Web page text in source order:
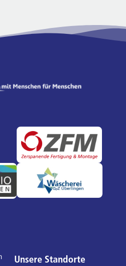
Unsere Standorte